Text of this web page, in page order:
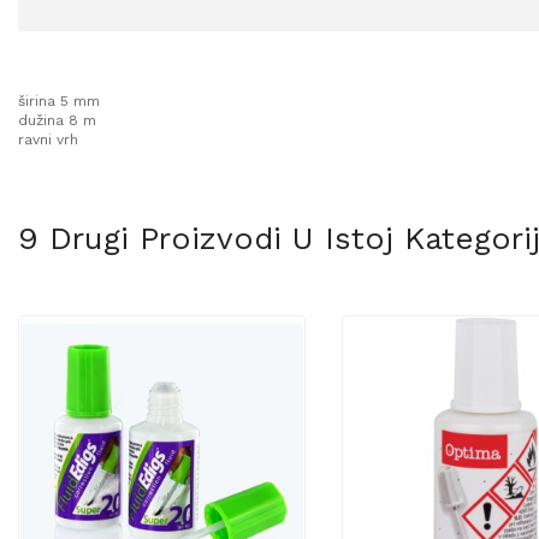
širina 5 mm
dužina 8 m
ravni vrh
9 Drugi Proizvodi U Istoj